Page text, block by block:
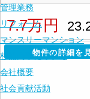
管理業務
リフォーム
マンスリーマンション
杉浦商事について
会社概要
社会貢献活動
7.7万円
物件の詳細を